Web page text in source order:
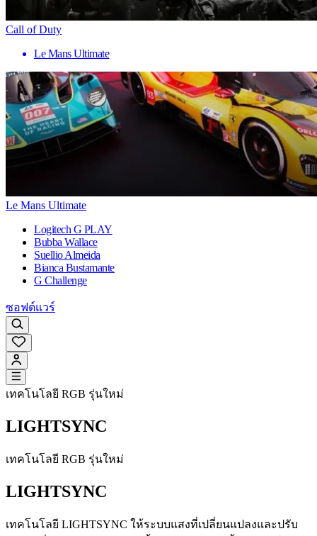
Call of Duty
Le Mans Ultimate
Le Mans Ultimate
Logitech G PLAY
Bubba Wallace
Suellio Almeida
Bianca Bustamante
G Challenge
ซอฟต์แวร์
เทคโนโลยี RGB รุ่นใหม่
LIGHTSYNC
เทคโนโลยี RGB รุ่นใหม่
LIGHTSYNC
เทคโนโลยี LIGHTSYNC ให้ระบบแสงที่เปลี่ยนแปลงและปรับ